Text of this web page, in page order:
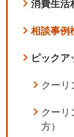
消費生活
相談事例
ピックア
クーリ
クーリ
方）